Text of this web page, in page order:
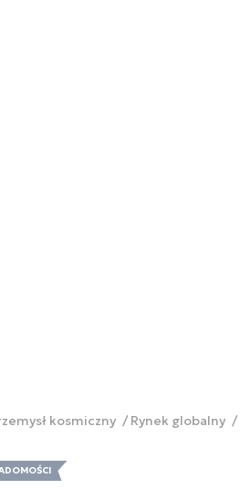
kosmiczny Rynek globalny